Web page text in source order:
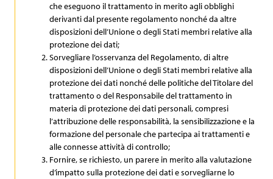
che eseguono il trattamento in merito agli obblighi
derivanti dal presente regolamento nonché da altre
disposizioni dell’Unione o degli Stati membri relative alla
protezione dei dati;
Sorvegliare l’osservanza del Regolamento, di altre
disposizioni dell’Unione o degli Stati membri relative alla
protezione dei dati nonché delle politiche del Titolare del
trattamento o del Responsabile del trattamento in
materia di protezione dei dati personali, compresi
l’attribuzione delle responsabilità, la sensibilizzazione e la
formazione del personale che partecipa ai trattamenti e
alle connesse attività di controllo;
Fornire, se richiesto, un parere in merito alla valutazione
d’impatto sulla protezione dei dati e sorvegliarne lo